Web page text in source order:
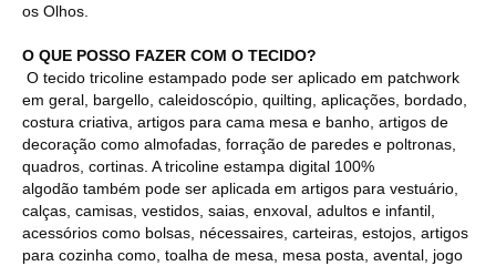
os Olhos.
O QUE POSSO FAZER COM O TECIDO?
O tecido tricoline estampado pode ser aplicado em patchwork
em geral, bargello, caleidoscópio, quilting, aplicações, bordado,
costura criativa, artigos para cama mesa e banho, artigos de
decoração como almofadas, forração de paredes e poltronas,
quadros, cortinas. A tricoline estampa digital 100%
algodão também pode ser aplicada em artigos para vestuário,
calças, camisas, vestidos, saias, enxoval, adultos e infantil,
acessórios como bolsas, nécessaires, carteiras, estojos, artigos
para cozinha como, toalha de mesa, mesa posta, avental, jogo